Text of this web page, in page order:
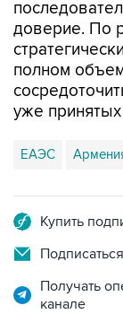
доверие. По
полном
уже
ЕАЭС
Купить
Получать
канале